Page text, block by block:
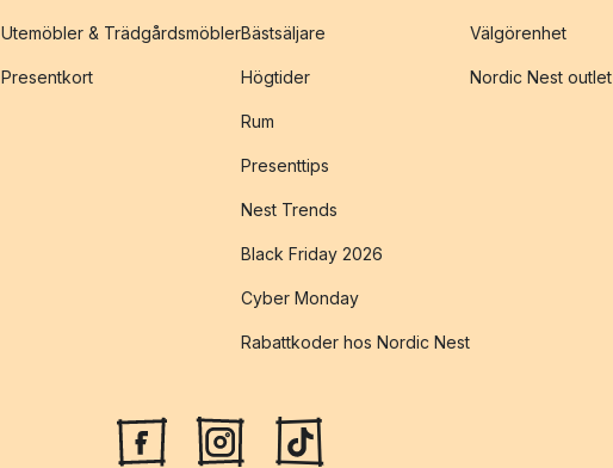
Utemöbler & Trädgårdsmöbler
Presentkort
Bästsäljare
Högtider
Rum
Presenttips
Nest Trends
Black Friday 2026
Cyber Monday
Rabattkoder hos Nordic Nest
Välgörenhet
Nordic Nest outlet